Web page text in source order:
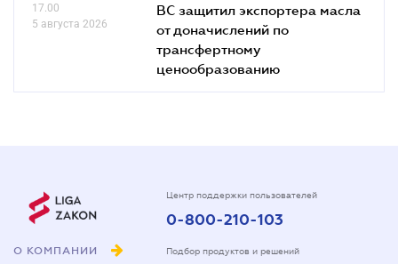
17.00
5 августа 2026
ВС защитил экспортера масла
от доначислений по
трансфертному
ценообразованию
О КОМПАНИИ
Центр поддержки пользователей
0-800-210-103
Подбор продуктов и решений